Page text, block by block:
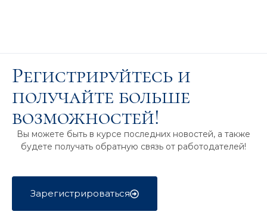
Регистрируйтесь и
получайте больше
возможностей!
Вы можете быть в курсе последних новостей, а также
будете получать обратную связь от работодателей!
Зарегистрироваться